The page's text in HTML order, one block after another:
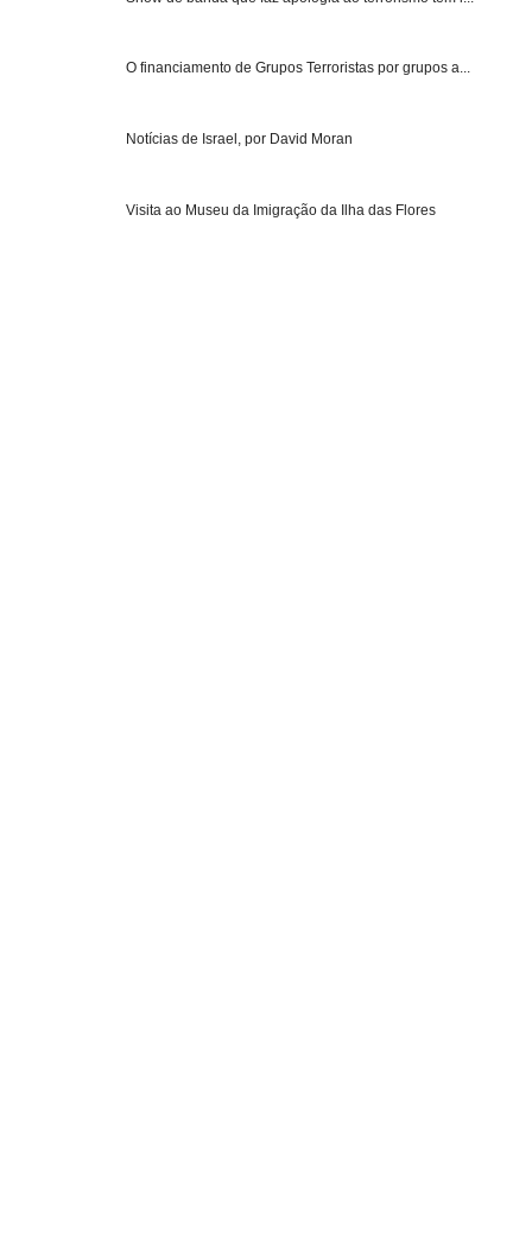
O financiamento de Grupos Terroristas por grupos a...
Notícias de Israel, por David Moran
Visita ao Museu da Imigração da Ilha das Flores